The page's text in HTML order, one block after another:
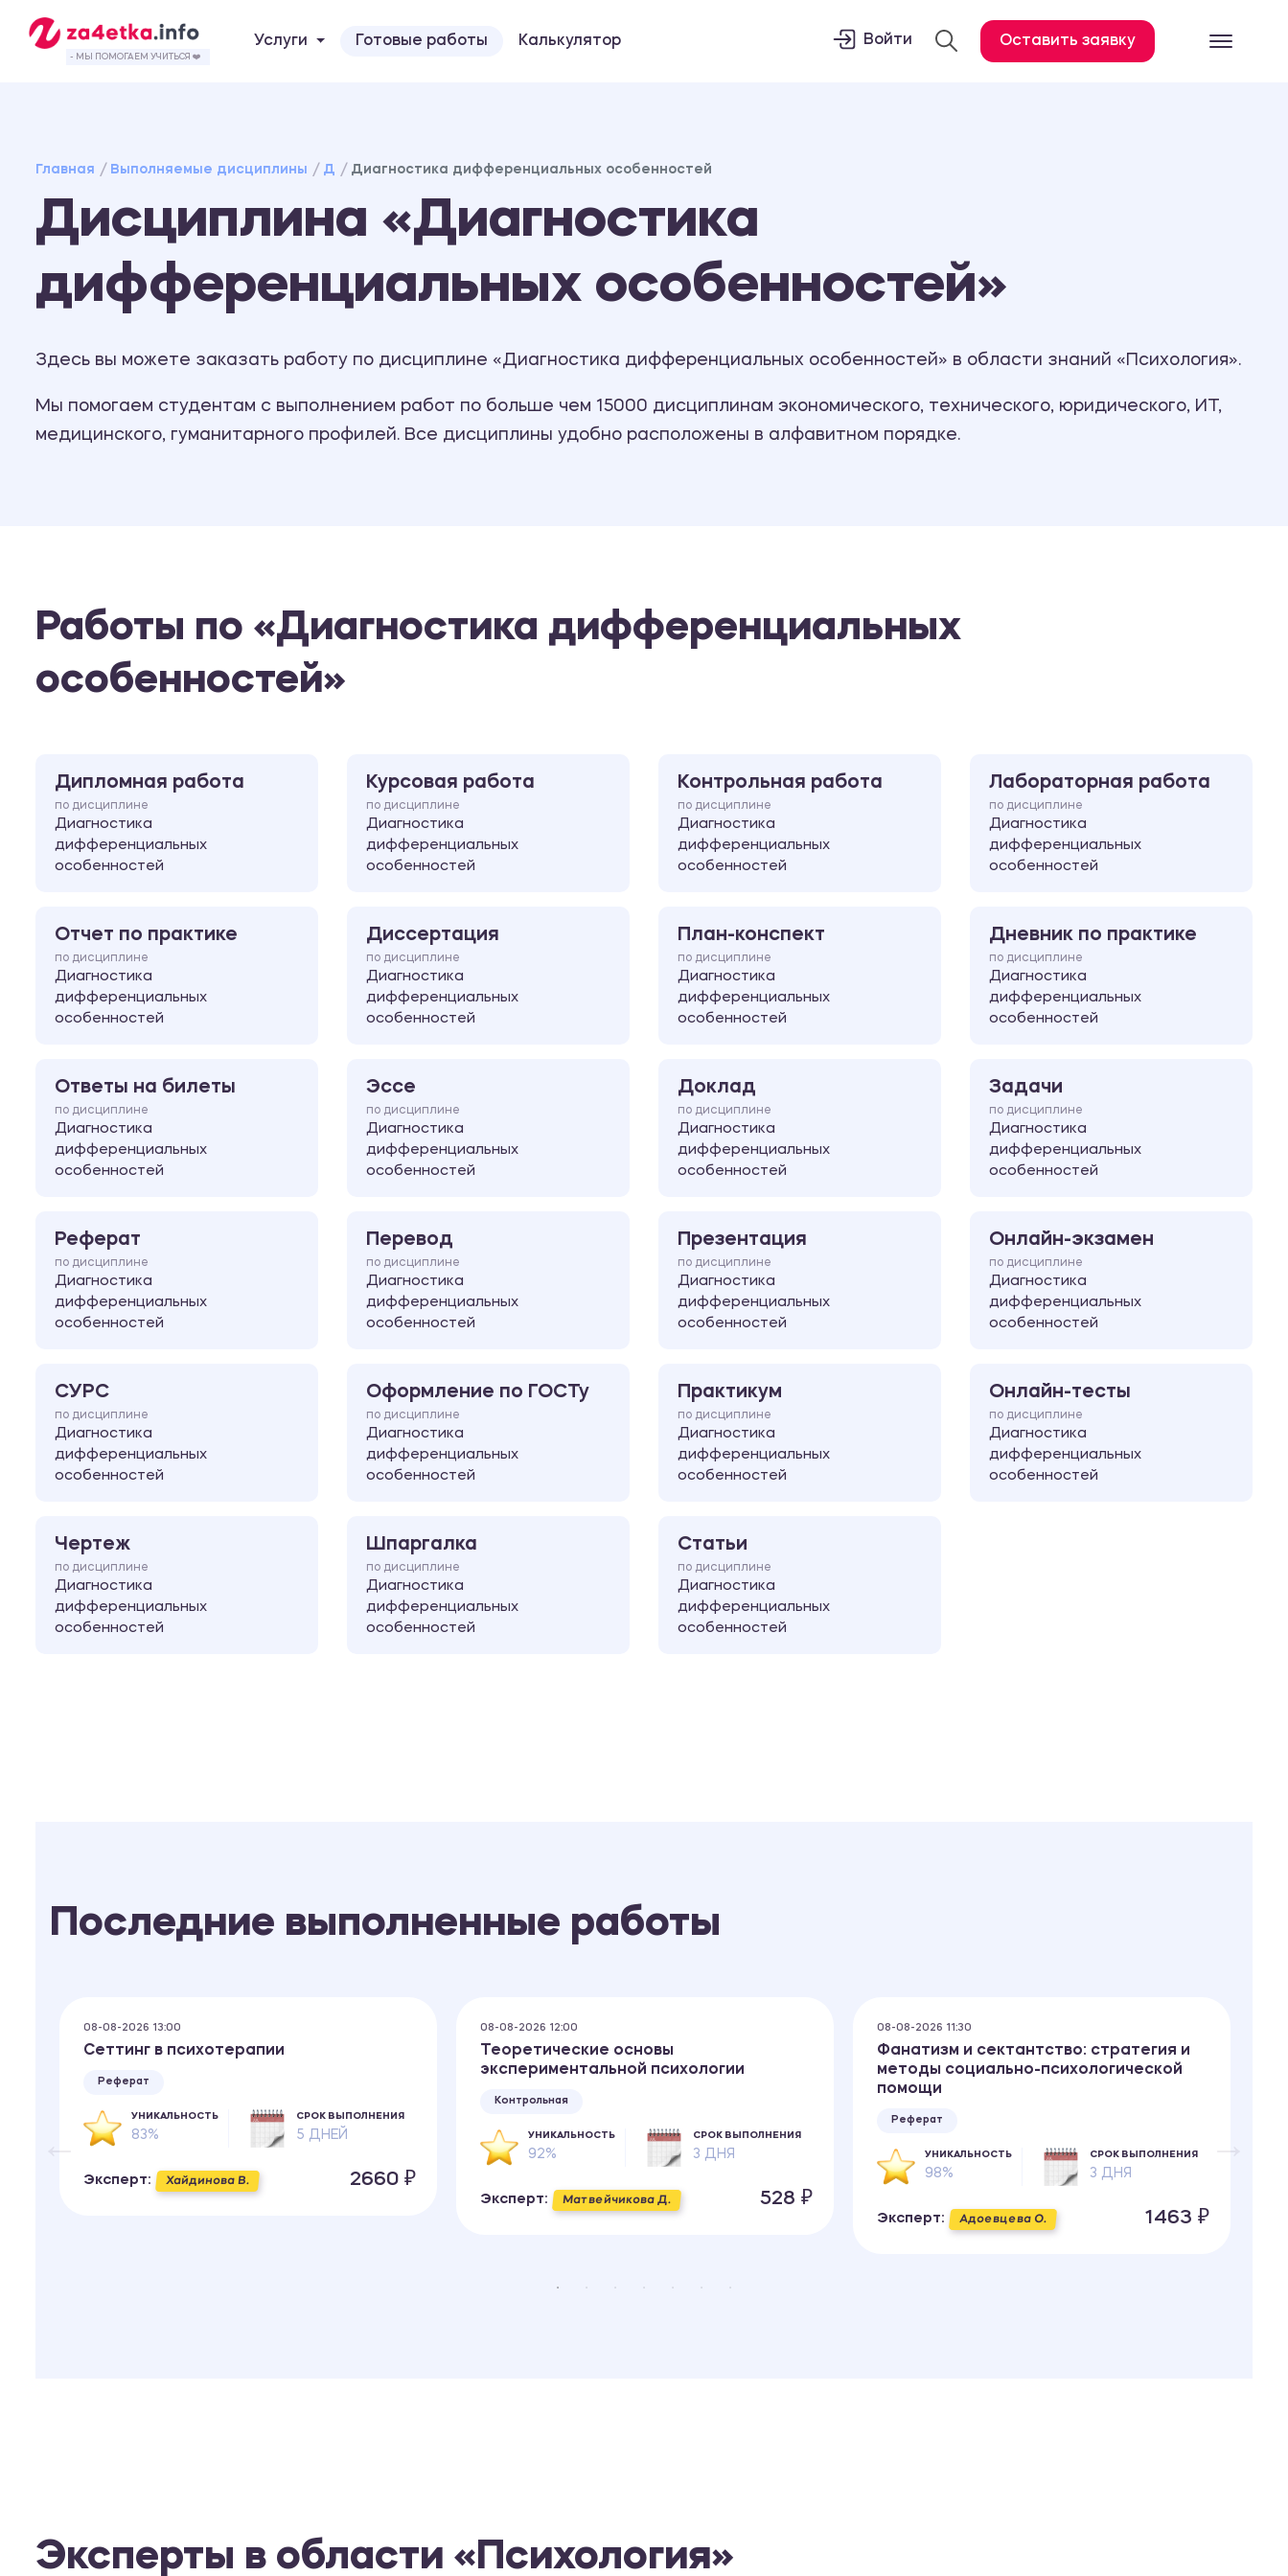
Дневник по практике
- МЫ ПОМОГАЕМ УЧИТЬСЯ ❤️
Услуги Готовые работы Калькулятор Войти Оставить заявку
Главная Выполняемые дисциплины Д Диагностика дифференциальных особенностей
Дисциплина «Диагностика
дифференциальных особенностей»
Здесь вы можете заказать работу по дисциплине «Диагностика дифференциальных особенностей» в области знаний «Психология».
Мы помогаем студентам с выполнением работ по больше чем 15000 дисциплинам экономического, технического, юридического, ИТ,
медицинского, гуманитарного профилей. Все дисциплины удобно расположены в алфавитном порядке.
Работы по «Диагностика дифференциальных
особенностей»
Дипломная работа
по дисциплине
Диагностика
дифференциальных
особенностей
Курсовая работа
по дисциплине
Диагностика
дифференциальных
особенностей
Контрольная работа
по дисциплине
Диагностика
дифференциальных
особенностей
Лабораторная работа
по дисциплине
Диагностика
дифференциальных
особенностей
Отчет по практике
по дисциплине
Диагностика
дифференциальных
особенностей
Диссертация
по дисциплине
Диагностика
дифференциальных
особенностей
План-конспект
по дисциплине
Диагностика
дифференциальных
особенностей
Дневник по практике
по дисциплине
Диагностика
дифференциальных
особенностей
Ответы на билеты
по дисциплине
Диагностика
дифференциальных
особенностей
Эссе
по дисциплине
Диагностика
дифференциальных
особенностей
Доклад
по дисциплине
Диагностика
дифференциальных
особенностей
Задачи
по дисциплине
Диагностика
дифференциальных
особенностей
Реферат
по дисциплине
Диагностика
дифференциальных
особенностей
Перевод
по дисциплине
Диагностика
дифференциальных
особенностей
Презентация
по дисциплине
Диагностика
дифференциальных
особенностей
Онлайн-экзамен
по дисциплине
Диагностика
дифференциальных
особенностей
СУРС
по дисциплине
Диагностика
дифференциальных
особенностей
Оформление по ГОСТу
по дисциплине
Диагностика
дифференциальных
особенностей
Практикум
по дисциплине
Диагностика
дифференциальных
особенностей
Онлайн-тесты
по дисциплине
Диагностика
дифференциальных
особенностей
Чертеж
по дисциплине
Диагностика
дифференциальных
особенностей
Шпаргалка
по дисциплине
Диагностика
дифференциальных
особенностей
Статьи
по дисциплине
Диагностика
дифференциальных
особенностей
Последние выполненные работы
08-08-2026 13:00
Сеттинг в психотерапии
Реферат
УНИКАЛЬНОСТЬ
83%
СРОК ВЫПОЛНЕНИЯ
5 ДНЕЙ
Эксперт: Хайдинова В. 2660 ₽
08-08-2026 12:00
Теоретические основы
экспериментальной психологии
Контрольная
УНИКАЛЬНОСТЬ
92%
СРОК ВЫПОЛНЕНИЯ
3 ДНЯ
Эксперт: Матвейчикова Д. 528 ₽
08-08-2026 11:30
Фанатизм и сектантство: стратегия и
методы социально-психологической
помощи
Реферат
УНИКАЛЬНОСТЬ
98%
СРОК ВЫПОЛНЕНИЯ
3 ДНЯ
Эксперт: Адоевцева О. 1463 ₽
Эксперты в области «Психология»